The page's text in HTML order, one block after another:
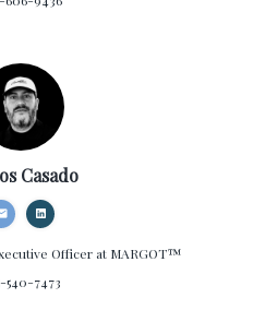
Casado
Officerat MARGOT™
540-7473